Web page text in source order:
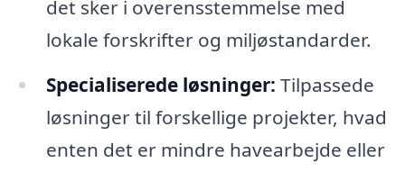
det sker i overensstemmelse med
lokale forskrifter og miljøstandarder.
Specialiserede løsninger: Tilpassede
løsninger til forskellige projekter, hvad
enten det er mindre havearbejde eller